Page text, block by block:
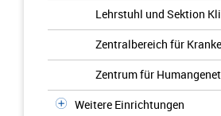
Lehrstuhl und Sektion
Zentralbereich für
Zentrum für
Weitere Einrichtungen